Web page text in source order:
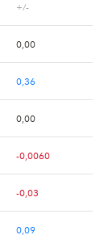
+/-
0,00
0,36
0,00
-0,0060
-0,03
0,09